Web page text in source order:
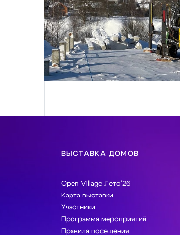
ВЫСТАВКА ДОМОВ
Open Village Лето'26
Карта выставки
Участники
Программа мероприятий
Правила посещения